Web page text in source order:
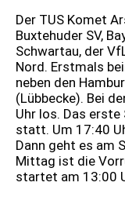
Der TUS Komet
Buxtehuder SV,
Schwartau, der
Nord. Erstmals
neben den
(Lübbecke). Bei
Uhr los. Das
statt. Um 17:40
Dann geht es am
Mittag ist die
startet am 13:00